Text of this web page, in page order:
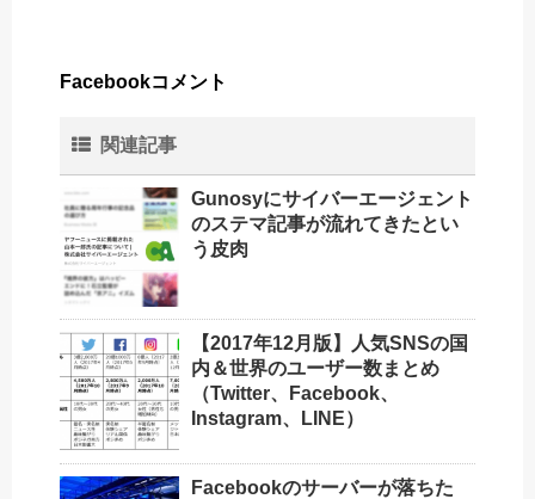
Facebookコメント
関連記事
Gunosyにサイバーエージェント
のステマ記事が流れてきたとい
う皮肉
【2017年12月版】人気SNSの国
内＆世界のユーザー数まとめ
（Twitter、Facebook、
Instagram、LINE）
Facebookのサーバーが落ちた